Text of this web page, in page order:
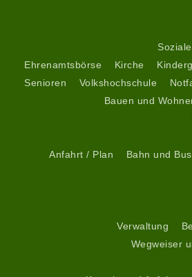
Ehrenamtsbörse
Kirche
Senioren
Volkshochschule
Bauen und
Anfahrt / Plan
Bahn und Bus
Verwaltung
Wegweiser